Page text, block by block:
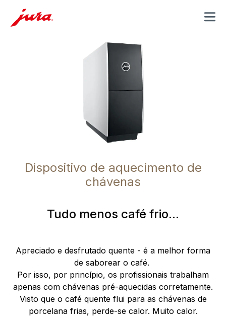
MENU
Dispositivo de aquecimento de
chávenas
Tudo menos café frio...
Apreciado e desfrutado quente - é a melhor forma
de saborear o café.
Por isso, por princípio, os profissionais trabalham
apenas com chávenas pré-aquecidas corretamente.
Visto que o café quente flui para as chávenas de
porcelana frias, perde-se calor. Muito calor.